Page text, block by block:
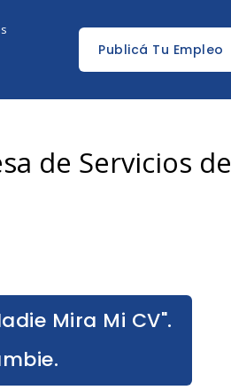
Publicá Tu Empleo
de Servicios de
Mira Mi CV".